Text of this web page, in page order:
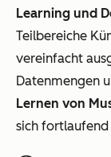
Learning und
Teilbereiche
vereinfacht
Datenmengen
Lernen von
sich fortlaufend